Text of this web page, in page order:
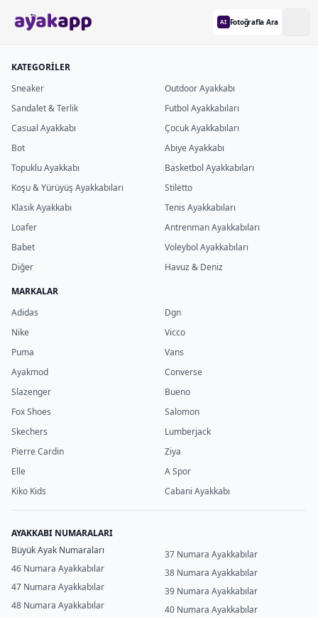
AI Fotoğrafla Ara
KATEGORİLER
Sneaker
Sandalet & Terlik
Casual Ayakkabı
Bot
Topuklu Ayakkabı
Koşu & Yürüyüş Ayakkabıları
Klasik Ayakkabı
Loafer
Babet
Diğer
Outdoor Ayakkabı
Futbol Ayakkabıları
Çocuk Ayakkabıları
Abiye Ayakkabı
Basketbol Ayakkabıları
Stiletto
Tenis Ayakkabıları
Antrenman Ayakkabıları
Voleybol Ayakkabıları
Havuz & Deniz
MARKALAR
Adidas
Nike
Puma
Ayakmod
Slazenger
Fox Shoes
Skechers
Pierre Cardin
Elle
Kiko Kids
Dgn
Vicco
Vans
Converse
Bueno
Salomon
Lumberjack
Ziya
A Spor
Cabani Ayakkabı
AYAKKABI NUMARALARI
Büyük Ayak Numaraları
46 Numara Ayakkabılar
47 Numara Ayakkabılar
48 Numara Ayakkabılar
37 Numara Ayakkabılar
38 Numara Ayakkabılar
39 Numara Ayakkabılar
40 Numara Ayakkabılar